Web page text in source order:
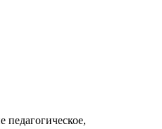
педагогическое,